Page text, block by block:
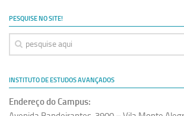
PESQUISE NO SITE!
INSTITUTO DE ESTUDOS AVANÇADOS
Endereço do Campus: